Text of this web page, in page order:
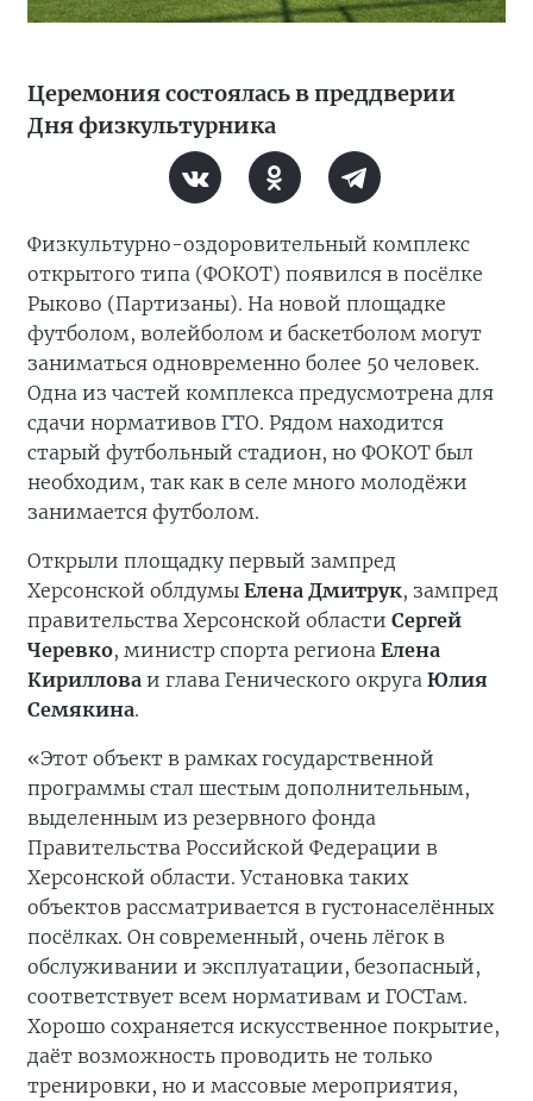
Церемония состоялась в преддверии
Дня физкультурника
Физкультурно-оздоровительный комплекс
открытого типа (ФОКОТ) появился в посёлке
Рыково (Партизаны). На новой площадке
футболом, волейболом и баскетболом могут
заниматься одновременно более 50 человек.
Одна из частей комплекса предусмотрена для
сдачи нормативов ГТО. Рядом находится
старый футбольный стадион, но ФОКОТ был
необходим, так как в селе много молодёжи
занимается футболом.
Открыли площадку первый зампред
Херсонской облдумы Елена Дмитрук, зампред
правительства Херсонской области Сергей
Черевко, министр спорта региона Елена
Кириллова и глава Генического округа Юлия
Семякина.
«Этот объект в рамках государственной
программы стал шестым дополнительным,
выделенным из резервного фонда
Правительства Российской Федерации в
Херсонской области. Установка таких
объектов рассматривается в густонаселённых
посёлках. Он современный, очень лёгок в
обслуживании и эксплуатации, безопасный,
соответствует всем нормативам и ГОСТам.
Хорошо сохраняется искусственное покрытие,
даёт возможность проводить не только
тренировки, но и массовые мероприятия,